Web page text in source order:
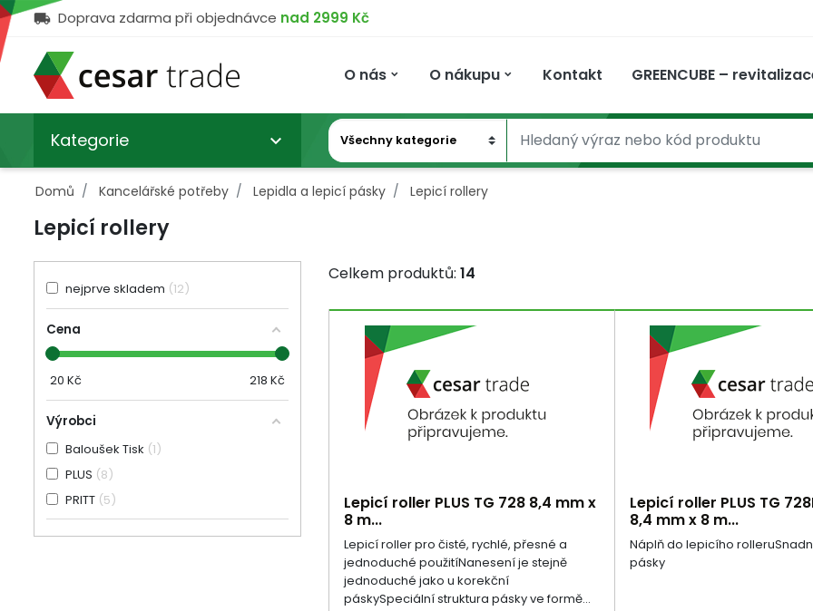
 Doprava zdarma při objednávce nad 2999 Kč
O nás
KARIÉRA
NÁS
HISTORIE
NÁŠ
TÝM
CERTIFIKACE A
OCENĚNÍ
SOCIÁLNÍ
PODNIK
PARTNERSTVÍ A
SPOLUPRÁCE
O nákupu
OBCHODNÍ PODMÍNKY DOPRAVA NÁHRADNÍ PLNĚNÍ VĚRNOSTNÍ PROGRAM PRO FIRMY GDPR
Kontakt GREENCUBE –
Kategorie keyboard_arrow_down
Domů Kancelářské potřeby Lepidla a lepicí pásky Lepicí rollery
Lepicí rollery
nejprve skladem 12
Cena
20 Kč 218 Kč
Výrobci
Baloušek Tisk 1
PLUS 8
PRITT 5
Celkem produktů: 14
Lepicí roller PLUS TG 728 8,4 mm x
8 m...
Lepicí roller pro čisté, rychlé, přesné a
jednoduché použitíNanesení je stejně
jednoduché jako u korekční
páskySpeciální struktura pásky ve formě...
Lepicí roller PLUS TG
8,4 mm x 8 m...
Náplň do lepicího
pásky